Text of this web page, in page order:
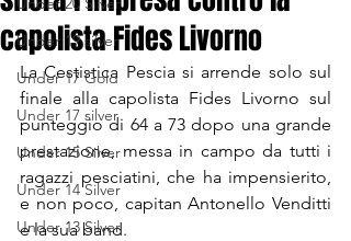
Under 19 silver
Under 17 Gold
Under 17 silver
Under 15 Silver
Under 14 Silver
Under 13 Silver
capolista Fides Livorno
La Cestistica Pescia si arrende solo sul
finale alla capolista Fides Livorno sul
punteggio di 64 a 73 dopo una grande
prestazione, messa in campo da tutti i
ragazzi pesciatini, che ha impensierito,
e non poco, capitan Antonello Venditti
e la sua band.